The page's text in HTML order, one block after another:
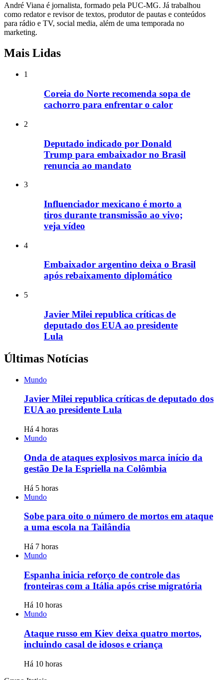
André Viana é jornalista, formado pela PUC-MG. Já trabalhou
como redator e revisor de textos, produtor de pautas e conteúdos
para rádio e TV, social media, além de uma temporada no
marketing.
Mais Lidas
1
Coreia do Norte recomenda sopa de
cachorro para enfrentar o calor
2
Deputado indicado por Donald
Trump para embaixador no Brasil
renuncia ao mandato
3
Influenciador mexicano é morto a
tiros durante transmissão ao vivo;
veja vídeo
4
Embaixador argentino deixa o Brasil
após rebaixamento diplomático
5
Javier Milei republica críticas de
deputado dos EUA ao presidente
Lula
Últimas Notícias
Mundo
Javier Milei republica críticas de deputado dos
EUA ao presidente Lula
Há 4 horas
Mundo
Onda de ataques explosivos marca início da
gestão De la Espriella na Colômbia
Há 5 horas
Mundo
Sobe para oito o número de mortos em ataque
a uma escola na Tailândia
Há 7 horas
Mundo
Espanha inicia reforço de controle das
fronteiras com a Itália após crise migratória
Há 10 horas
Mundo
Ataque russo em Kiev deixa quatro mortos,
incluindo casal de idosos e criança
Há 10 horas